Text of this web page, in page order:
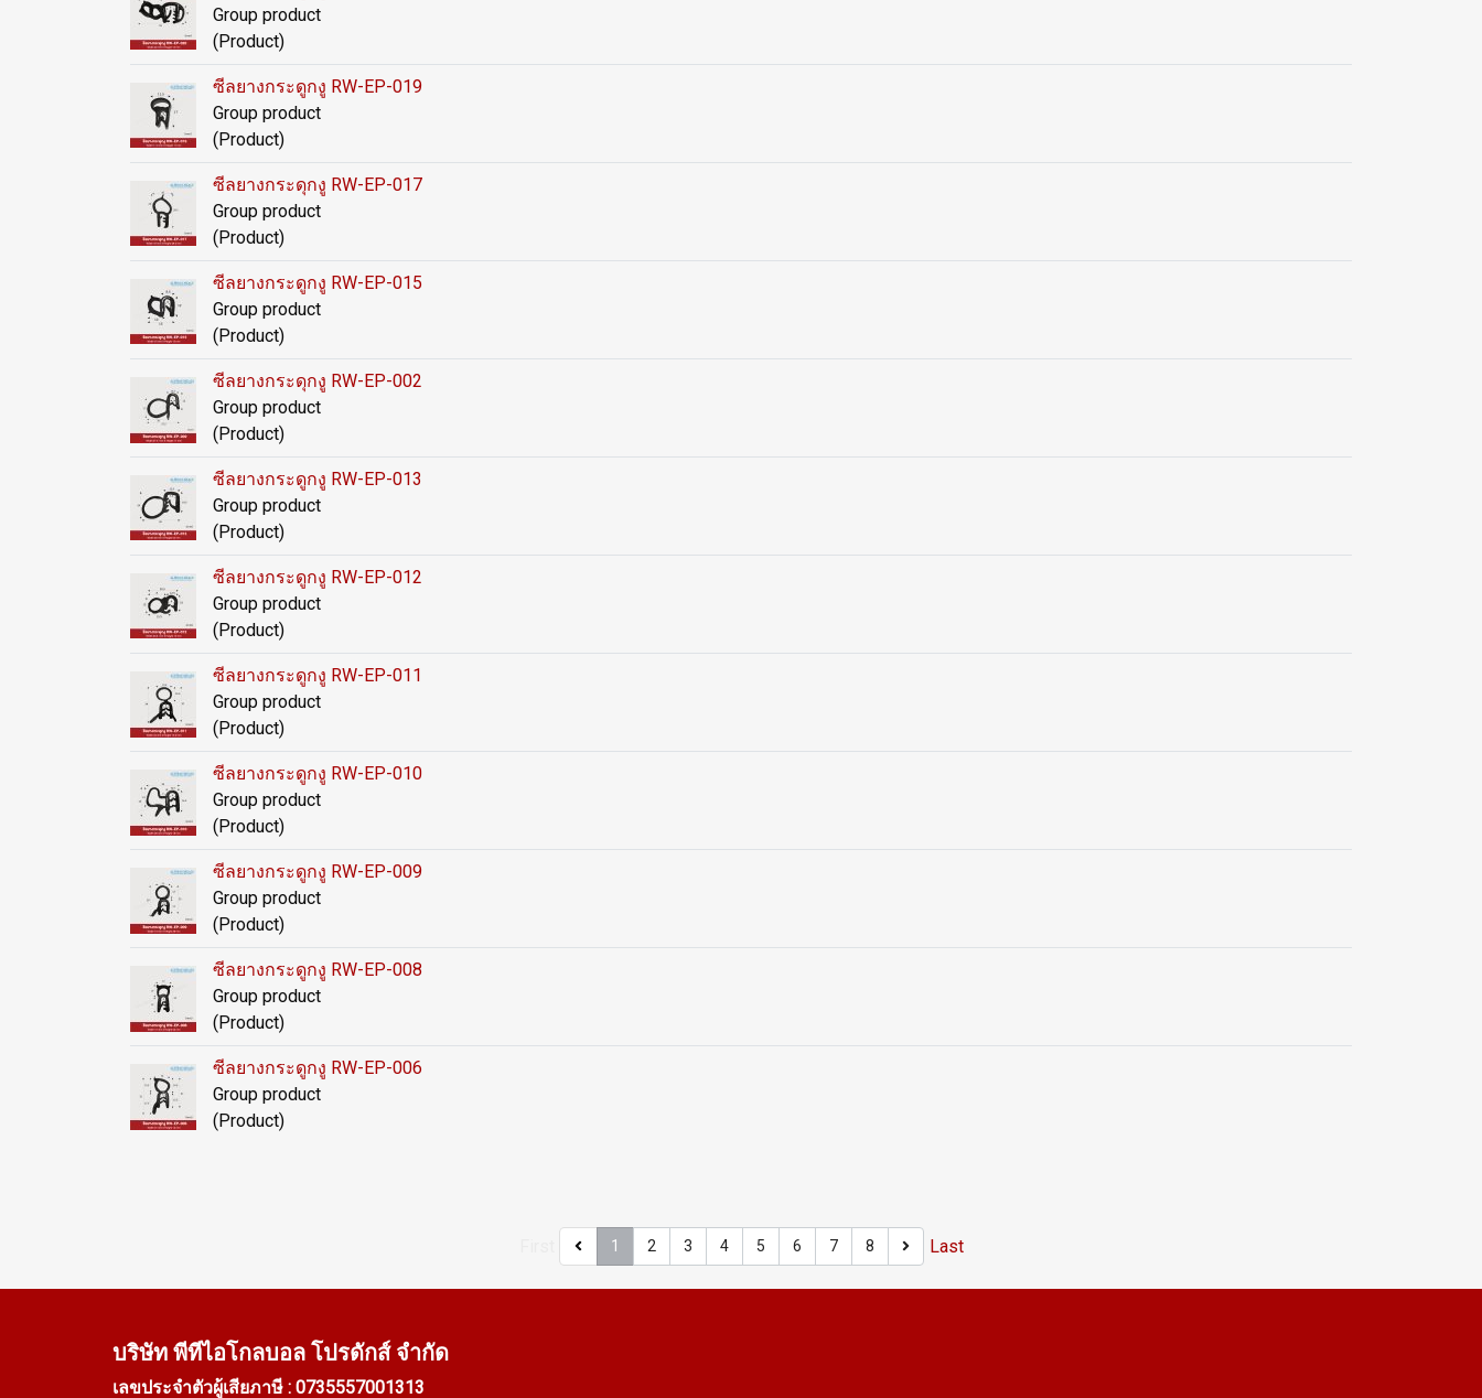
Group product
(Product)
ซีลยางกระดูกงู RW-EP-019
Group product
(Product)
ซีลยางกระดุกงู RW-EP-017
Group product
(Product)
ซีลยางกระดูกงู RW-EP-015
Group product
(Product)
ซีลยางกระดุกงู RW-EP-002
Group product
(Product)
ซีลยางกระดูกงู RW-EP-013
Group product
(Product)
ซีลยางกระดูกงู RW-EP-012
Group product
(Product)
ซีลยางกระดูกงู RW-EP-011
Group product
(Product)
ซีลยางกระดูกงู RW-EP-010
Group product
(Product)
ซีลยางกระดูกงู RW-EP-009
Group product
(Product)
ซีลยางกระดูกงู RW-EP-008
Group product
(Product)
ซีลยางกระดูกงู RW-EP-006
Group product
(Product)
1 2 3 4 5 6 7 8 Last
บริษัท พีทีไอโกลบอล โปรดักส์ จำกัด
เลขประจำตัวผู้เสียภาษี : 0735557001313